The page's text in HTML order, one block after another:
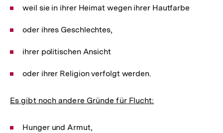
weil sie in ihrer Heimat wegen ihrer Hautfarbe
oder ihres Geschlechtes,
ihrer politischen Ansicht
oder ihrer Religion verfolgt werden.
Es gibt noch andere Gründe für Flucht:
Hunger und Armut,